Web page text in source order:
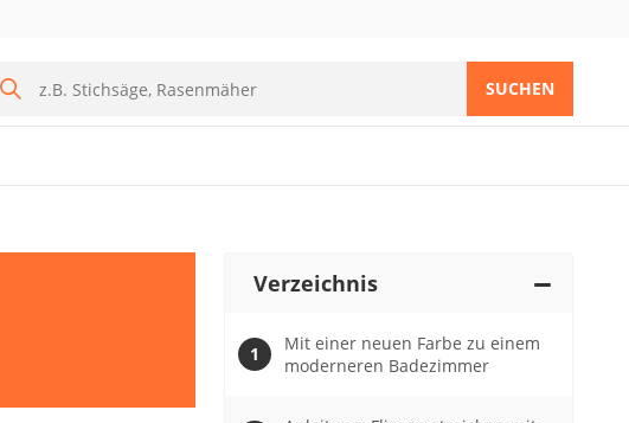
SUCHEN
Verzeichnis
Mit einer neuen Farbe zu einem
moderneren Badezimmer